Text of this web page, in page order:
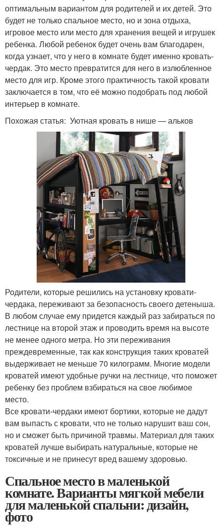
оптимальным вариантом для родителей и их детей. Это
будет не только спальное место, но и зона отдыха,
игровое место или место для хранения вещей и игрушек
ребенка. Любой ребенок будет очень вам благодарен,
когда узнает, что у него в комнате будет именно кровать-
чердак. Это место превратится для него в излюбленное
место для игр. Кроме этого практичность такой кровати
заключается в том, что её можно подобрать под любой
интерьер в комнате.
Похожая статья: Уютная кровать в нише — альков
Родители, которые решились на установку кровати-
чердака, переживают за безопасность своего детеныша.
В любом случае ему придется каждый раз забираться по
лестнице на второй этаж и проводить время на высоте
не менее одного метра. Но эти переживания
преждевременные, так как конструкция таких кроватей
выдерживает не меньше 70 килограмм. Многие модели
кроватей имеют удобные ручки на лестнице, что поможет
ребенку без проблем взбираться на свое любимое
место.
Все кровати-чердаки имеют бортики, которые не дадут
вам выпасть с кровати, что не только нарушит ваш сон,
но и сможет быть причиной травмы. Материал для таких
кроватей лучше выбирать натуральные, которые не
токсичные и не принесут вред вашему здоровью.
Спальное место в маленькой
комнате. Варианты мягкой мебели
для маленькой спальни: дизайн,
фото